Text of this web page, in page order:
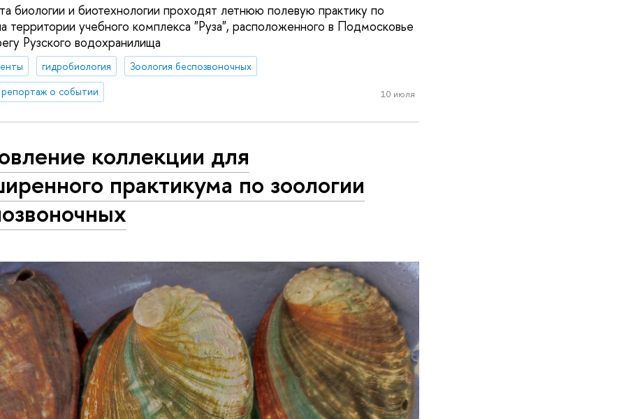
биологии и биотехнологии проходят летнюю полевую практику по
территории учебного комплекса "Руза", расположенного в Подмосковье
Рузского водохранилища
гидробиология
Зоология беспозвоночных
репортаж о событии
10 июля
коллекции для
практикума по зоологии